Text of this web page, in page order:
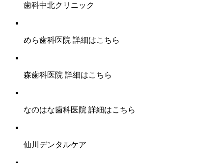
歯科中北クリニック
めら歯科医院 詳細はこちら
森歯科医院 詳細はこちら
なのはな歯科医院 詳細はこちら
仙川デンタルケア